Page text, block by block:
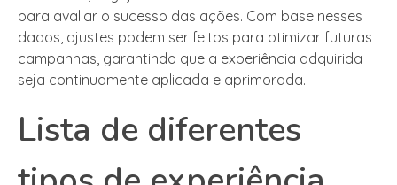
para avaliar o sucesso das ações. Com base nesses
dados, ajustes podem ser feitos para otimizar futuras
campanhas, garantindo que a experiência adquirida
seja continuamente aplicada e aprimorada.
Lista de diferentes